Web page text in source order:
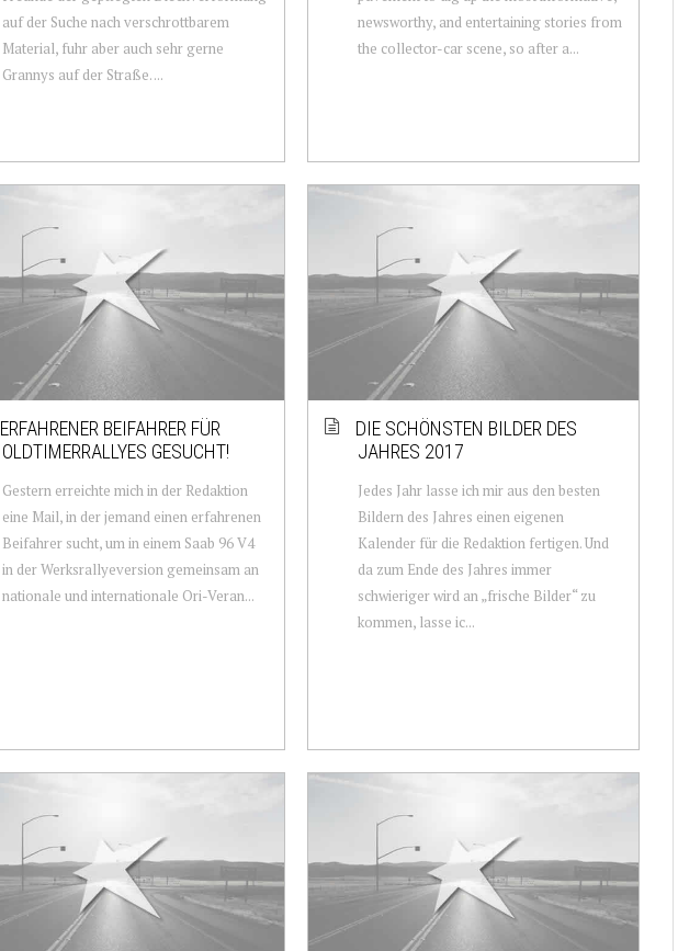
auf der Suche nach verschrottbarem
Material, fuhr aber auch sehr gerne
Grannys auf der Straße. ...
newsworthy, and entertaining stories from
the collector-car scene, so after a...
ERFAHRENER BEIFAHRER FÜR
OLDTIMERRALLYES GESUCHT!
Gestern erreichte mich in der Redaktion
eine Mail, in der jemand einen erfahrenen
Beifahrer sucht, um in einem Saab 96 V4
in der Werksrallyeversion gemeinsam an
nationale und internationale Ori-Veran...
DIE SCHÖNSTEN BILDER DES
JAHRES 2017
Jedes Jahr lasse ich mir aus den besten
Bildern des Jahres einen eigenen
Kalender für die Redaktion fertigen. Und
da zum Ende des Jahres immer
schwieriger wird an „frische Bilder“ zu
kommen, lasse ic...